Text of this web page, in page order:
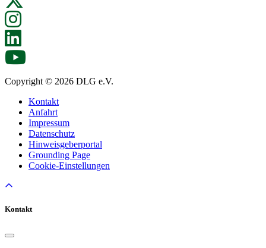
Copyright © 2026 DLG e.V.
Kontakt
Anfahrt
Impressum
Datenschutz
Hinweisgeberportal
Grounding Page
Cookie-Einstellungen
Kontakt